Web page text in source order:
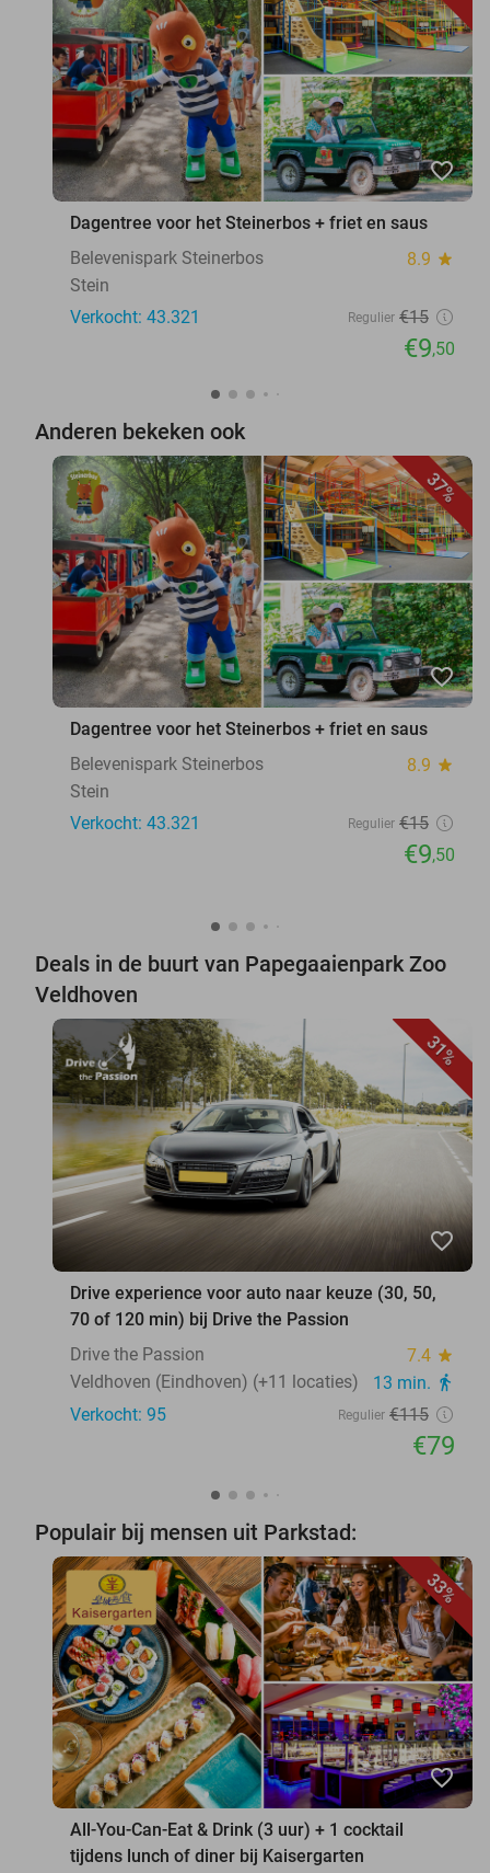
favorite_border
Dagentree voor het Steinerbos + friet en saus
Belevenispark Steinerbos
8.9 star
Stein
Verkocht: 43.321
Regulier €15
€9,50
Anderen bekeken ook
37%
favorite_border
Dagentree voor het Steinerbos + friet en saus
Belevenispark Steinerbos
8.9 star
Stein
Verkocht: 43.321
Regulier €15
€9,50
Deals in de buurt van Papegaaienpark Zoo
Veldhoven
31%
favorite_border
Drive experience voor auto naar keuze (30, 50,
70 of 120 min) bij Drive the Passion
Drive the Passion
7.4 star
Veldhoven (Eindhoven) (+11 locaties) 13 min. directions_walk
Verkocht: 95 Regulier €115
€79
Populair bij mensen uit Parkstad:
33%
favorite_border
All-You-Can-Eat & Drink (3 uur) + 1 cocktail
tijdens lunch of diner bij Kaisergarten